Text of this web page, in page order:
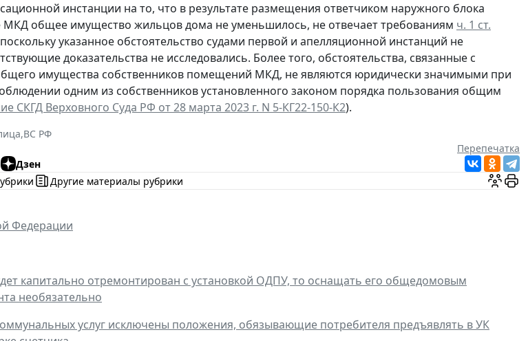
инстанции на то, что в результате размещения ответчиком наружного блока
МКД общее имущество жильцов дома не уменьшилось, не отвечает требованиям ч. 1 ст.
указанное обстоятельство судами первой и апелляционной инстанций не
доказательства не исследовались. Более того, обстоятельства, связанные с
имущества собственников помещений МКД, не являются юридически значимыми при
одним из собственников установленного законом порядка пользования общим
СКГД Верховного Суда РФ от 28 марта 2023 г. N 5-КГ22-150-К2).
,ВС РФ
Перепечатка
Дзен
Другие материалы рубрики
Федерации
капитально отремонтирован с установкой ОДПУ, то оснащать его общедомовым
необязательно
услуг исключены положения, обязывающие потребителя предъявлять в УК